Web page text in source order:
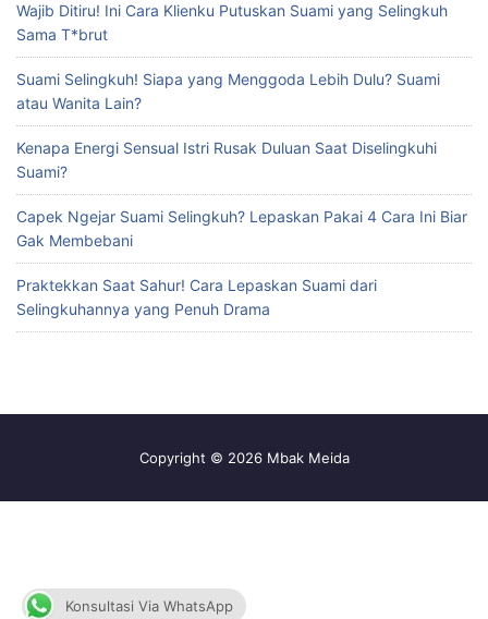
Wajib Ditiru! Ini Cara Klienku Putuskan Suami yang Selingkuh
Sama T*brut
Suami Selingkuh! Siapa yang Menggoda Lebih Dulu? Suami
atau Wanita Lain?
Kenapa Energi Sensual Istri Rusak Duluan Saat Diselingkuhi
Suami?
Capek Ngejar Suami Selingkuh? Lepaskan Pakai 4 Cara Ini Biar
Gak Membebani
Praktekkan Saat Sahur! Cara Lepaskan Suami dari
Selingkuhannya yang Penuh Drama
Copyright © 2026 Mbak Meida
Konsultasi Via WhatsApp